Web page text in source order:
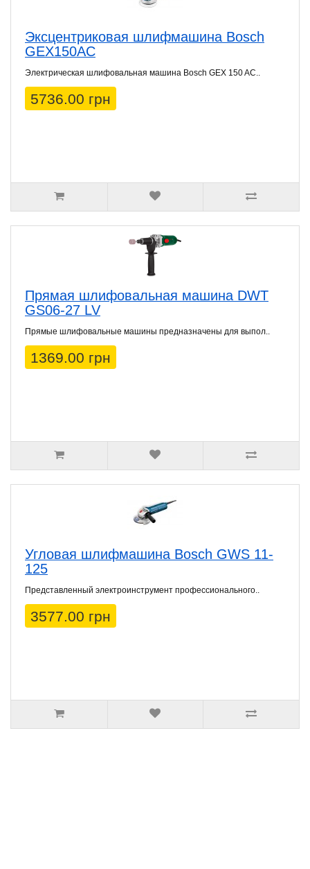
Эксцентриковая шлифмашина Bosch
GEX150AC
Электрическая шлифовальная машина Bosch GEX 150 AC..
5736.00 грн
Прямая шлифовальная машина DWT
GS06-27 LV
Прямые шлифовальные машины предназначены для выпол..
1369.00 грн
Угловая шлифмашина Bosch GWS 11-
125
Представленный электроинструмент профессионального..
3577.00 грн